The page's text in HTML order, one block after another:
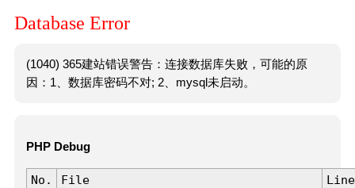
Database Error
(1040) 365建站错误警告：连接数据库失败，可能的原
因：1、数据库密码不对; 2、mysql未启动。
PHP Debug
No. File
Line